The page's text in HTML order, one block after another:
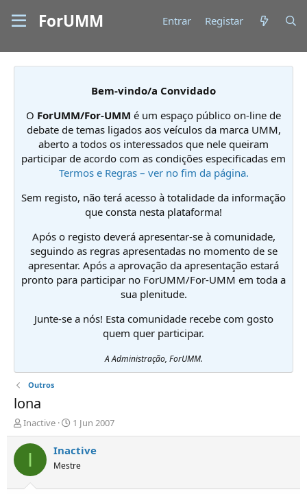
ForUMM Entrar Registar
Bem-vindo/a Convidado
O ForUMM/For-UMM é um espaço público on-line de
debate de temas ligados aos veículos da marca UMM,
aberto a todos os interessados que nele queiram
participar de acordo com as condições especificadas em
Termos e Regras – ver no fim da página.
Sem registo, não terá acesso à totalidade da informação
que consta nesta plataforma!
Após o registo deverá apresentar-se à comunidade,
seguindo as regras apresentadas no momento de se
apresentar. Após a aprovação da apresentação estará
pronto para participar no ForUMM/For-UMM em toda a
sua plenitude.
Junte-se a nós! Esta comunidade recebe com gosto
quem quer participar.
A Administração, ForUMM.
Outros
lona
I
n
i
i
Inactive
D
a
t
d
1 Jun 2007
I Inactive
Mestre